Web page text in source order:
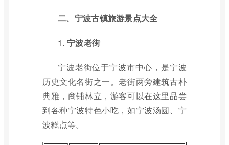
二、宁波古镇旅游景点大全
1. 宁波老街
宁波老街位于宁波市中心，是宁波
历史文化名街之一。老街两旁建筑古朴
典雅，商铺林立，游客可以在这里品尝
到各种宁波特色小吃，如宁波汤圆、宁
波糕点等。